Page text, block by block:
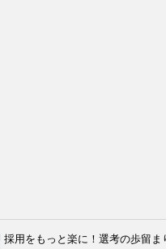
採用をもっと楽に！選考の歩留ま